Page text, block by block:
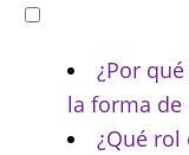
¿Por
la forma de
¿Qué